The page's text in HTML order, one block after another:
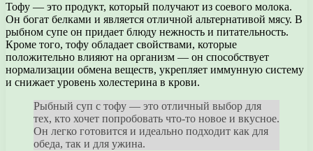
Тофу — это продукт, который получают из соевого молока.
Он богат белками и является отличной альтернативой мясу. В
рыбном супе он придает блюду нежность и питательность.
Кроме того, тофу обладает свойствами, которые
положительно влияют на организм — он способствует
нормализации обмена веществ, укрепляет иммунную систему
и снижает уровень холестерина в крови.
Рыбный суп с тофу — это отличный выбор для
тех, кто хочет попробовать что-то новое и вкусное.
Он легко готовится и идеально подходит как для
обеда, так и для ужина.